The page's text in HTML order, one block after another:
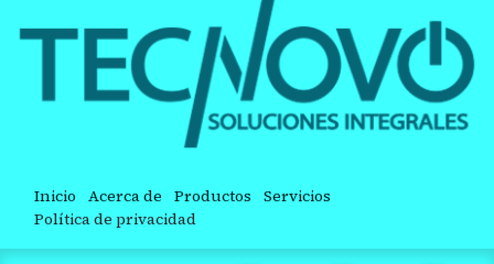
Inicio Acerca de Productos Servicios
Política de privacidad